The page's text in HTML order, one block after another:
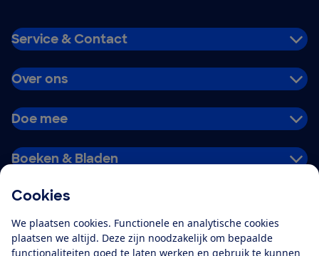
Cookies
We plaatsen cookies. Functionele en analytische cookies
plaatsen we altijd. Deze zijn noodzakelijk om bepaalde
functionaliteiten goed te laten werken en gebruik te kunnen
Service & Contact
Over ons
Doe mee
Boeken & Bladen